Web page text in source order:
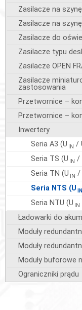
Zasilacze na szynę
Zasilacze na
Zasilacze do
Zasilacze typu
Zasilacze OPEN
Zasilacze
zastosowania
Przetwornice –
Przetwornice –
Inwertery
Seria A3 (U
IN /
Seria TS (U
IN /
Seria TN (U
IN /
Seria NTS (U
IN
Seria NTU (U
IN
Ładowarki do
Moduły
Moduły
Moduły buforowe
Ograniczniki prądu